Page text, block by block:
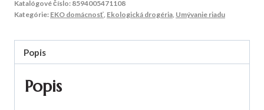
Katalógové číslo: 8594005471108
Kategórie: EKO domácnosť Ekologická drogéria Umývanie riadu
Popis
Popis